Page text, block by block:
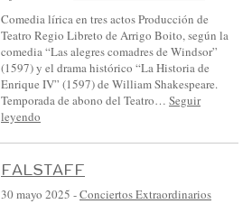
Comedia lírica en tres actos Producción de
Teatro Regio Libreto de Arrigo Boito, según la
comedia “Las alegres comadres de Windsor”
(1597) y el drama histórico “La Historia de
Enrique IV” (1597) de William Shakespeare.
Temporada de abono del Teatro… Seguir
leyendo
FALSTAFF
30 mayo 2025 -Conciertos Extraordinarios